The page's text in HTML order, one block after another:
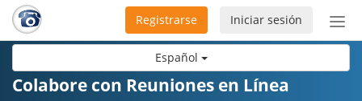
Español
de
Iniciar sesión
Registrarse
Colabore con Reuniones en Línea